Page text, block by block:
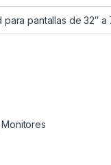
pantallas de 32″
,Monitores